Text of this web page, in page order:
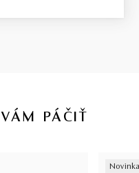
PÁČIŤ
Novinka